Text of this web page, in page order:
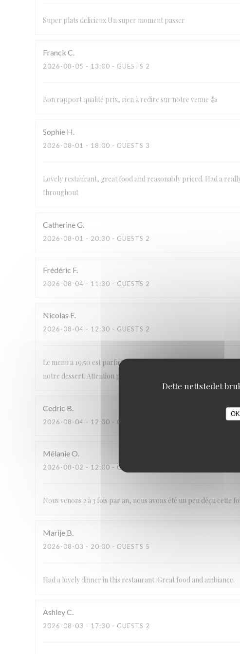
Dette nettstedet
Super plats delicieux Un super moment passer
Franck C
2026-08-05 - 13:00 - GUESTS 2
Bon rapport qualité prix, rien à redire sur notre venue 👍
Sophie H
2026-08-01 - 18:00 - GUESTS 3
Lovely restaurant, great food and reasonably priced. Had a
throughout
CatherineG
2026-08-01 - 20:30 - GUESTS 2
Frédéric F
2026-08-04 - 11:30 - GUESTS 2
Nicolas E
2026-08-04 - 12:30 - GUESTS 2
Le menu a 19.50 est parfait , par contre le service est très long,
notre dessert. Attention pour ceux qui vont au cinéma.
Cedric B
2026-08-04 - 12:00 - GUESTS 3
MélanieO
2026-08-02 - 12:00 - GUESTS 5
Nous venons 2 à 3 fois par an, nous avons été un peu déçu cette
Marije B
2026-08-03 - 20:00 - GUESTS 5
Had a lovely dinner in this restaurant. Great food and ambiance.
AshleyC
2026-08-03 - 17:30 - GUESTS 2